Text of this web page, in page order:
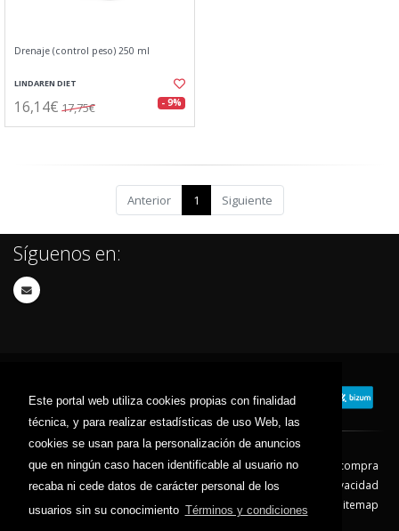
Este portal web utiliza cookies propias con finalidad
técnica, y para realizar estadísticas de uso Web, las
cookies se usan para la personalización de anuncios
que en ningún caso hacen identificable al usuario no
recaba ni cede datos de carácter personal de los
usuarios sin su conocimiento Términos y condiciones
Drenaje (control peso) 250 ml
LINDAREN DIET
16,14€ 17,75€ - 9%
Anterior 1 Siguiente
Síguenos en:
Contacto Aviso Legal
Condiciones de compra
Política de envíos
Política de devolución
Política de Privacidad
Política de Cookies
Sitemap